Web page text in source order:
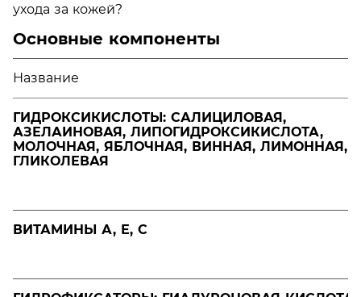
ухода за кожей?
Основные компоненты
Название
ГИДРОКСИКИСЛОТЫ: САЛИЦИЛОВАЯ,
АЗЕЛАИНОВАЯ, ЛИПОГИДРОКСИКИСЛОТА,
МОЛОЧНАЯ, ЯБЛОЧНАЯ, ВИННАЯ, ЛИМОННАЯ,
ГЛИКОЛЕВАЯ
ВИТАМИНЫ А, Е, С